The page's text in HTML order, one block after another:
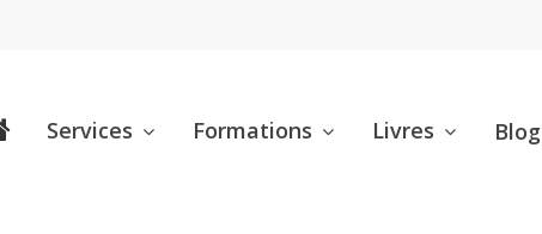
Services Formations Livres Blog